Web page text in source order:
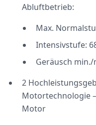
Abluftbetrieb:
Max.
Intensivstufe:
Geräusch
2
Motortechnologie
Motor